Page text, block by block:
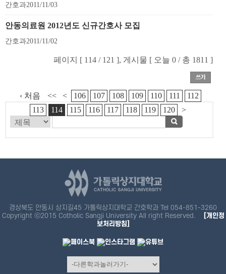
간호과2011/11/03
안동의료원 2012년도 신규간호사 모집
간호과2011/11/02
페이지 [ 114 / 121 ], 게시물 [ 오늘 0 / 총 1811 ]
‹ 처음 << < 106 107 108 109 110 111
112
113
114 115 116 117 118 119 120 >
경상북도 안동시 상지길45 가톨릭상지대학교 간호학과 Tel 054-851-3260
Copyright ⓒ2015 Cotholic Sangji University All right Reserved.
[개인정
보처리방침]